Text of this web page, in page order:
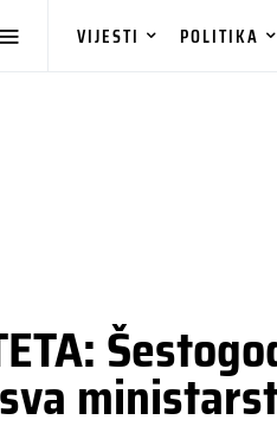
VIJESTI POLITIKA